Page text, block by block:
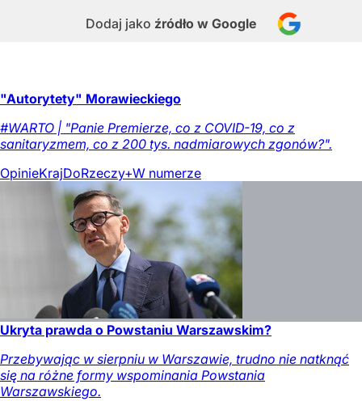
Dodaj jako źródło w Google
"Autorytety" Morawieckiego
#WARTO | "Panie Premierze, co z COVID-19, co z
sanitaryzmem, co z 200 tys. nadmiarowych zgonów?".
OpinieKrajDoRzeczy+W numerze
Ukryta prawda o Powstaniu Warszawskim?
Przebywając w sierpniu w Warszawie, trudno nie natknąć
się na różne formy wspominania Powstania
Warszawskiego.